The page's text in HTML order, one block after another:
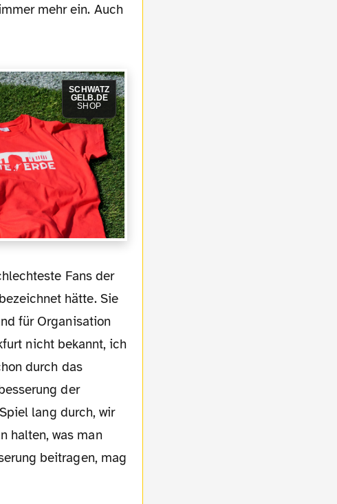
mehr ein. Auch
SCHWATZ
GELB.DE
SHOP
hätte. Sie
für Organisation
nicht bekannt, ich
durch das
der
lang durch, wir
halten, was man
beitragen, mag